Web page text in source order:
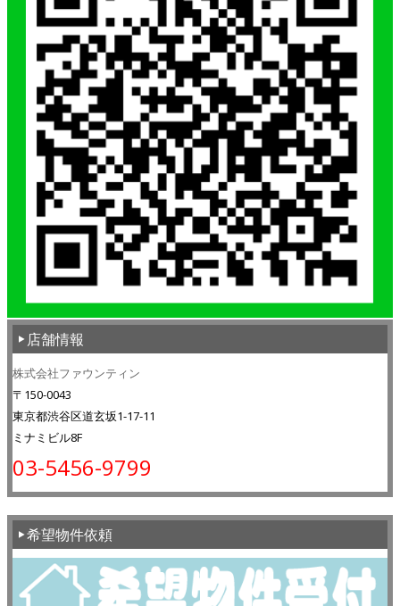
店舗情報
株式会社ファウンティン
〒150-0043
東京都渋谷区道玄坂1-17-11
ミナミビル8F
03-5456-9799
希望物件依頼